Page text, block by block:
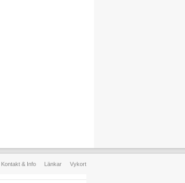
Kontakt & Info Länkar Vykort